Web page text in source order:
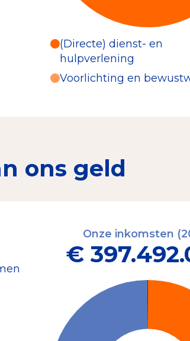
(Directe) dienst- en
hulpverlening
Voorlichting en
ons geld
Onze inkomsten
€